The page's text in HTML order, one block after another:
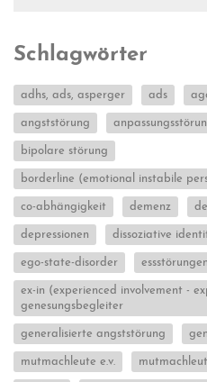
Schlagwörter
adhs, ads, asperger ads
angststörung
bipolare störung
borderline (emotional instabile
co-abhängigkeit demenz
depressionen dissoziative
ego-state-disorder essstörungen
ex-in (experienced involvement -
genesungsbegleiter
generalisierte angststörung
mutmachleute e.v.